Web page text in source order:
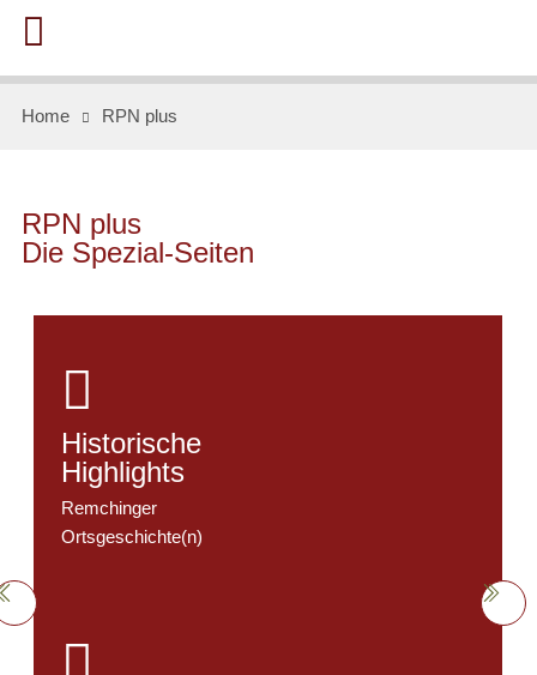
Home RPN plus
RPN plus
Die Spezial-Seiten

Historische
Highlights
Remchinger
Ortsgeschichte(n)